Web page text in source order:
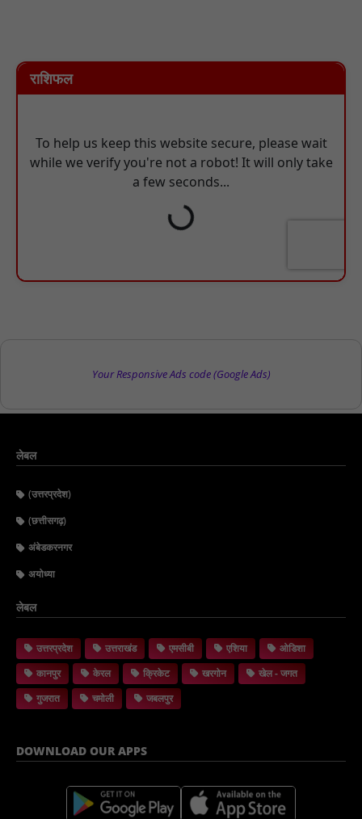
राशिफल
Your Responsive Ads code (Google Ads)
लेबल
(उत्तरप्रदेश)
(छत्तीसगढ़)
अंबेडकरनगर
अयोध्या
लेबल
उत्तरप्रदेश उत्तराखंड एमसीबी एशिया
ओडिशा
कानपुर
केरल क्रिकेट खरगोन
खेल - जगत
गुजरात
चमोली जबलपुर
DOWNLOAD OUR APPS